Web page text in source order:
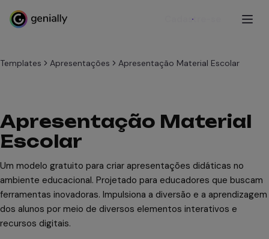
Cadastre-se
Templates Apresentações Apresentação Material Escolar
Apresentação Material
Escolar
Um modelo gratuito para criar apresentações didáticas no
ambiente educacional. Projetado para educadores que buscam
ferramentas inovadoras. Impulsiona a diversão e a aprendizagem
dos alunos por meio de diversos elementos interativos e
recursos digitais.